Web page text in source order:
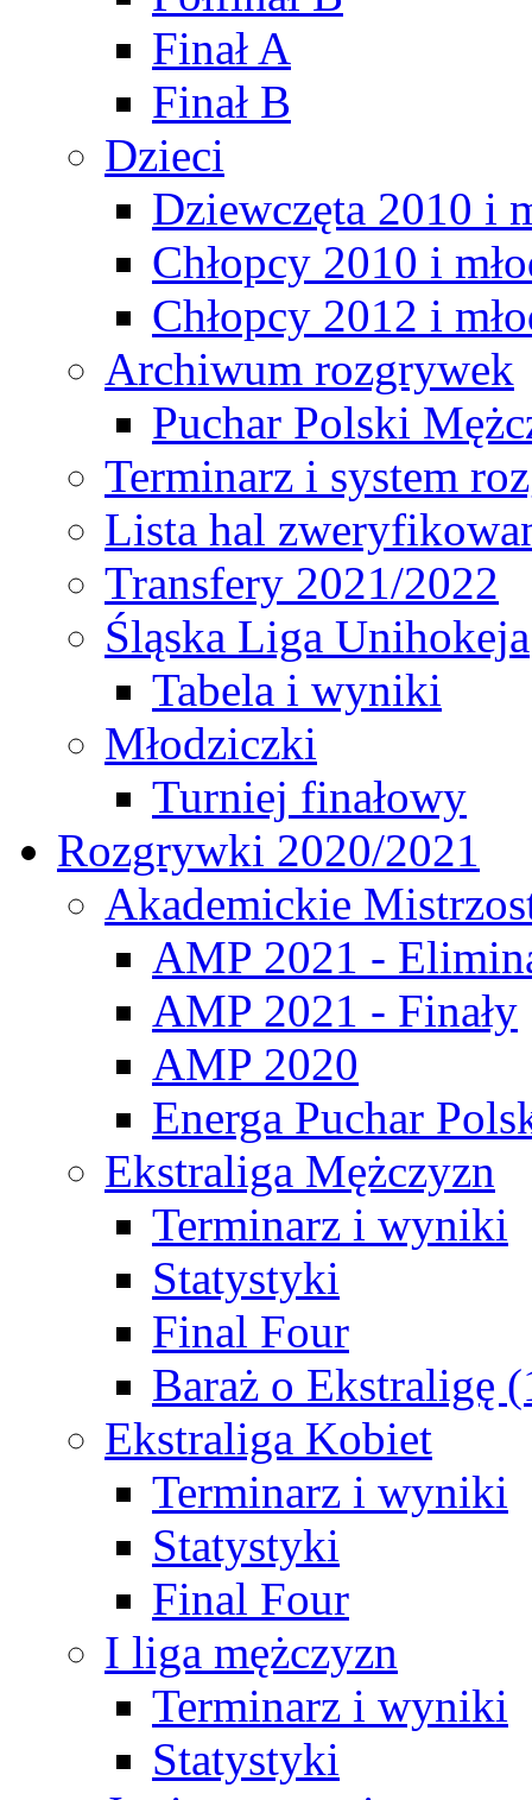
Finał A
Finał B
Dzieci
Dziewczęta 2010 i
Chłopcy 2010 i
Chłopcy 2012 i
Archiwum rozgrywek
Puchar Polski
Terminarz i system
Lista hal
Transfery 2021/2022
Śląska Liga Unihokeja
Tabela i wyniki
Młodziczki
Turniej finałowy
Rozgrywki 2020/2021
Akademickie
AMP 2021 -
AMP 2021 - Finały
AMP 2020
Energa Puchar
Ekstraliga Mężczyzn
Terminarz i wyniki
Statystyki
Final Four
Baraż o Ekstraligę
Ekstraliga Kobiet
Terminarz i wyniki
Statystyki
Final Four
I liga mężczyzn
Terminarz i wyniki
Statystyki